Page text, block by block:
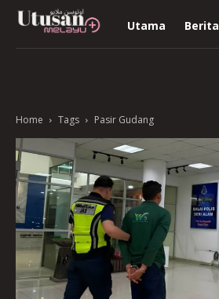
Utama Berita
Home Tags Pasir Gudang